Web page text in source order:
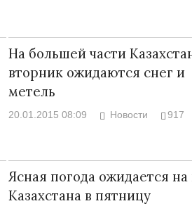
На большей части
вторник ожидаются снег и
метель
20.01.2015 08:09 Новости 917
Ясная погода ожидается
Казахстана в пятницу